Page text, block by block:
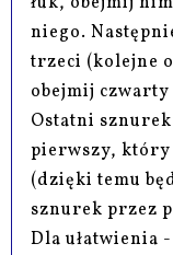
niego.
trzeci (kolejne
obejmij
Ostatni
pierwszy, który
(dzięki temu
sznurek przez
Dla ułatwienia